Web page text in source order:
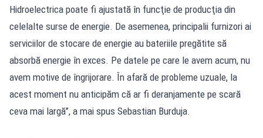
Hidroelectrica poate fi ajustată în funcţie de producţia din
celelalte surse de energie. De asemenea, principalii furnizori ai
serviciilor de stocare de energie au bateriile pregătite să
absorbă energie în exces. Pe datele pe care le avem acum, nu
avem motive de îngrijorare. În afară de probleme uzuale, la
acest moment nu anticipăm că ar fi deranjamente pe scară
ceva mai largă”, a mai spus Sebastian Burduja.